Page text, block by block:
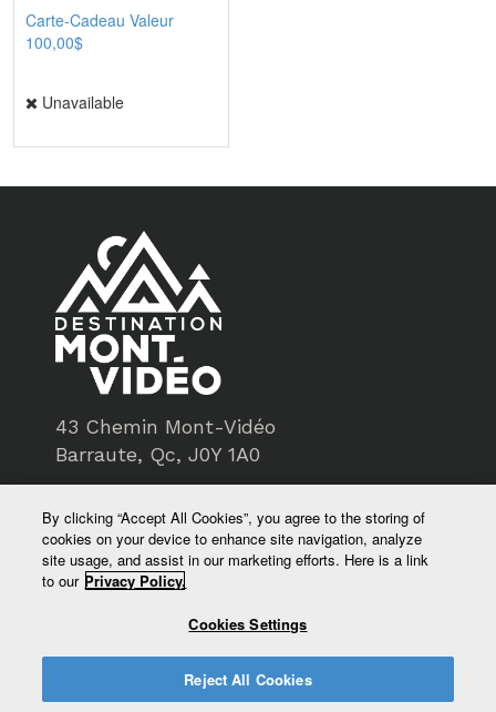
Carte-Cadeau Valeur
100,00$
Unavailable
43 Chemin Mont-Vidéo
Barraute, Qc, J0Y 1A0
service@montvideo.ca
By clicking “Accept All Cookies”, you agree to the storing of
cookies on your device to enhance site navigation, analyze
site usage, and assist in our marketing efforts. Here is a link
to our Privacy Policy.
Cookies Settings
Reject All Cookies